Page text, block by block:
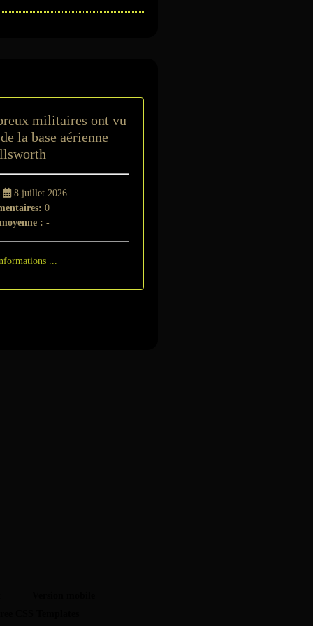
militaires ont vu
la base aérienne
8 juillet 2026
0
: -
...